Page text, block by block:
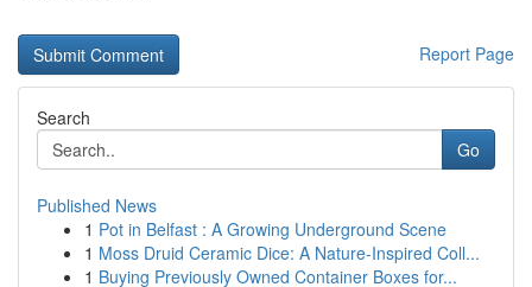
Report Page
Search
Go
Published News
1 Pot in Belfast : A Growing Underground Scene
1 Moss Druid Ceramic Dice: A Nature-Inspired Coll...
1 Buying Previously Owned Container Boxes for...